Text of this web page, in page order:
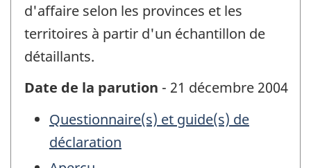
d'affaire selon les provinces et les
territoires à partir d'un échantillon de
détaillants.
Date de la parution - 21 décembre 2004
Questionnaire(s) et guide(s) de
déclaration